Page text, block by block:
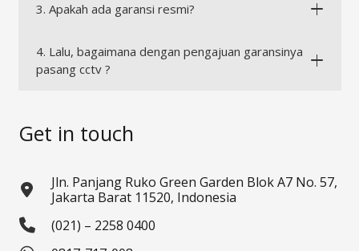
3. Apakah ada garansi resmi?
4. Lalu, bagaimana dengan pengajuan garansinya
pasang cctv ?
Get in touch
Jln. Panjang Ruko Green Garden Blok A7 No. 57,
Jakarta Barat 11520, Indonesia
(021) – 2258 0400